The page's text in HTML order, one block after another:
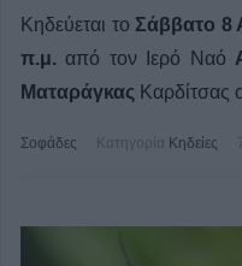
Κηδεύεται τo Σάββατο 8
π.μ. από τον Ιερό Ναό
Ματαράγκας Καρδίτσας
Σοφάδες Κατηγορία Κηδείες